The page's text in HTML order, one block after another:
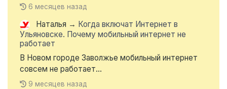
6 месяцев назад
Наталья → Когда включат Интернет в
Ульяновске. Почему мобильный интернет не
работает
В Новом городе Заволжье мобильный интернет
совсем не работает...
9 месяцев назад